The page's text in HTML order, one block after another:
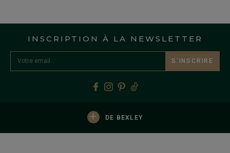
INSCRIPTION À LA NEWSLETTER
S’INSCRIRE
+ DE BEXLEY